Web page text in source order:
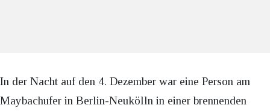
In der Nacht auf den 4. Dezember war eine Person am
Maybachufer in Berlin-Neukölln in einer brennenden